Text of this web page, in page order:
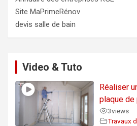
Site MaPrimeRénov
devis salle de bain
Video & Tuto
Réaliser
plaque de
3views
Travaux